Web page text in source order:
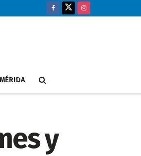
MÉRIDA
y